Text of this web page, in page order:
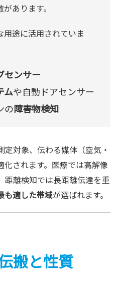
あります。
用途に活用されていま
センサー
ムや自動ドアセンサー
の障害物検知
対象、伝わる媒体（空気・
されます。医療では高解像
距離検知では長距離伝達を重
も適した帯域が選ばれます。
搬と性質